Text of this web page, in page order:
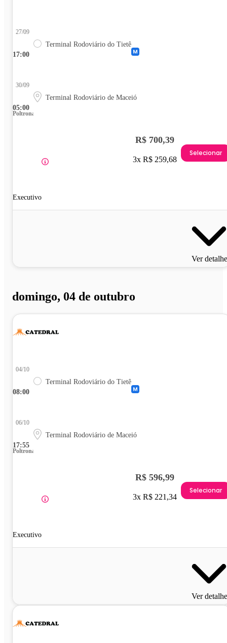
17:00
27/09
Terminal Rodoviário do Tietê
05:00
30/09
Terminal Rodoviário de Maceió
Poltrona
Executivo
R$ 700,39
3x R$ 259,68
Selecionar
Ver
domingo, 04 de outubro
08:00
04/10
Terminal Rodoviário do Tietê
17:55
06/10
Terminal Rodoviário de Maceió
Poltrona
Executivo
R$ 596,99
3x R$ 221,34
Selecionar
Ver